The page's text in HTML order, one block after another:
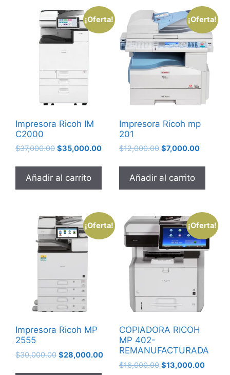
¡Oferta!
Impresora Ricoh IM
C2000
$37,000.00 $35,000.00
Añadir al carrito
¡Oferta!
Impresora Ricoh mp
201
$12,000.00 $7,000.00
Añadir al carrito
¡Oferta!
Impresora Ricoh MP
2555
$30,000.00 $28,000.00
¡Oferta!
COPIADORA RICOH
MP 402-
REMANUFACTURADA
$16,000.00 $13,000.00